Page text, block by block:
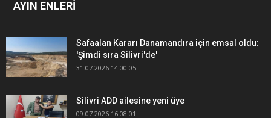
AYIN ENLERİ
Safaalan Kararı Danamandıra için emsal oldu:
'Şimdi sıra Silivri'de'
31.07.2026 14:00:05
Silivri ADD ailesine yeni üye
09.07.2026 16:08:01